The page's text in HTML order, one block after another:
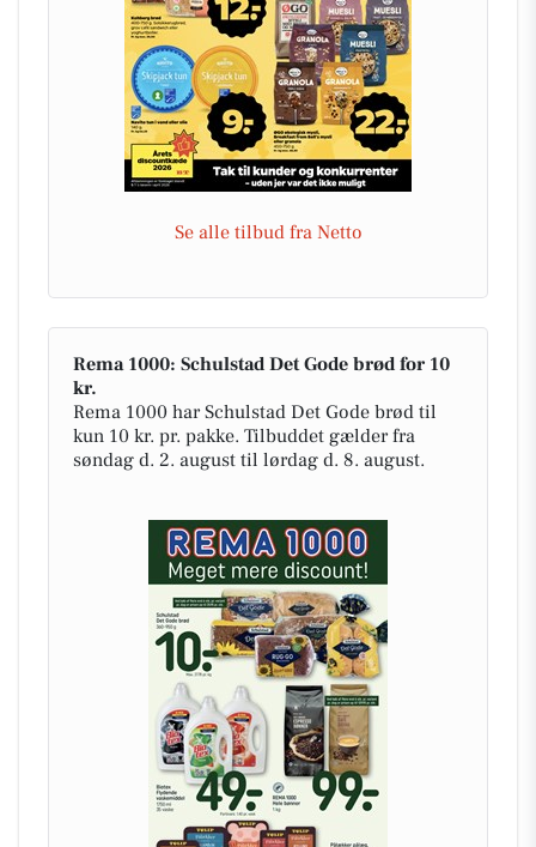
Se alle tilbud fra Netto
Rema 1000: Schulstad Det Gode brød for 10
kr.
Rema 1000 har Schulstad Det Gode brød til
kun 10 kr. pr. pakke. Tilbuddet gælder fra
søndag d. 2. august til lørdag d. 8. august.